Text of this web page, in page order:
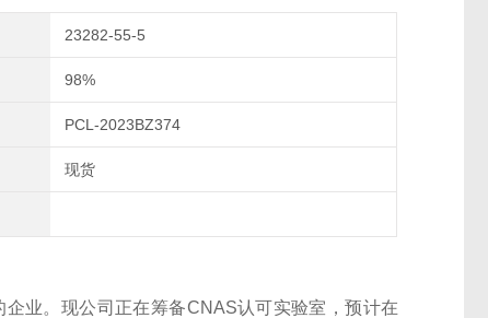
23282-55-5
98%
PCL-2023BZ374
现货
业。现公司正在筹备CNAS认可实验室，预计在